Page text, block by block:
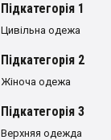
Пiдкатегорiя 1
Цивільна одежа
Пiдкатегорiя 2
Жіноча одежа
Пiдкатегорiя 3
Верхняя одежда